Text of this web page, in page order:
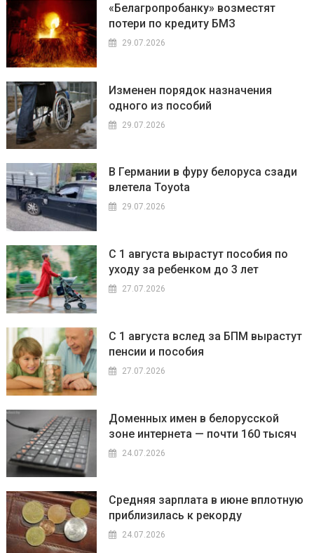
«Белагропробанку» возместят
потери по кредиту БМЗ
29.07.2026
Изменен порядок назначения
одного из пособий
29.07.2026
В Германии в фуру белоруса сзади
влетела Toyota
29.07.2026
С 1 августа вырастут пособия по
уходу за ребенком до 3 лет
27.07.2026
С 1 августа вслед за БПМ вырастут
пенсии и пособия
27.07.2026
Доменных имен в белорусской
зоне интернета — почти 160 тысяч
24.07.2026
Средняя зарплата в июне вплотную
приблизилась к рекорду
24.07.2026